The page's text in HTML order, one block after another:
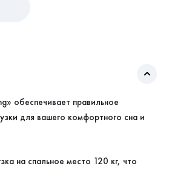
обеспечивает правильное
для вашего комфортного сна и
на спальное место 120 кг, что